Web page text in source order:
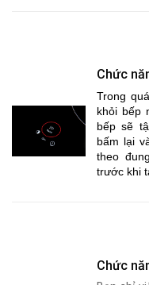
Chức
Trong
khỏi bếp
bếp sẽ
bấm lại
theo
trước khi
Chức